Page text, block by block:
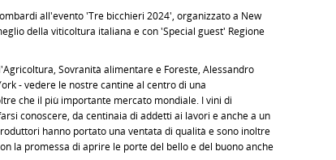
all'evento 'Tre bicchieri 2024', organizzato a New
della viticoltura italiana e con 'Special guest' Regione
Sovranità alimentare e Foreste, Alessandro
- vedere le nostre cantine al centro di una
che il più importante mercato mondiale. I vini di
conoscere, da centinaia di addetti ai lavori e anche a un
hanno portato una ventata di qualità e sono inoltre
la promessa di aprire le porte del bello e del buono anche